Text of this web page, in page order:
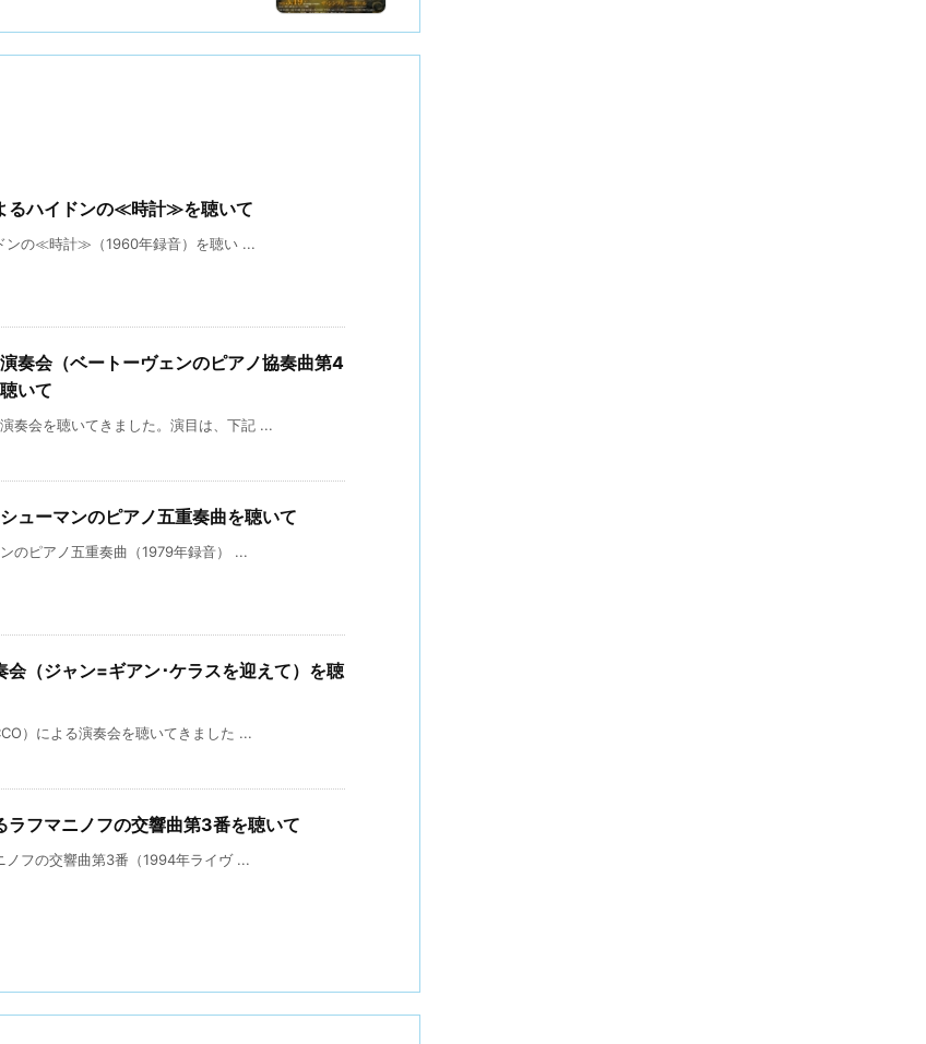
るハイドンの≪時計≫を聴いて
ンの≪時計≫（1960年録音）を聴い ...
奏会（ベートーヴェンのピアノ協奏曲第4
いて
奏会を聴いてきました。演目は、下記 ...
ューマンのピアノ五重奏曲を聴いて
のピアノ五重奏曲（1979年録音） ...
（ジャン=ギアン･ケラスを迎えて）を聴
）による演奏会を聴いてきました ...
フマニノフの交響曲第3番を聴いて
フの交響曲第3番（1994年ライヴ ...